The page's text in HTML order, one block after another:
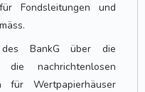
Fondsleitungen und
BankG über die
die nachrichtenlosen
für Wertpapierhäuser